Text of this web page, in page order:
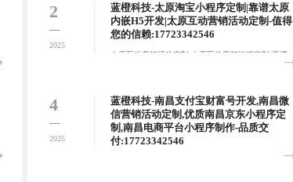
2
2025
蓝橙科技-太原淘宝小程序定制|靠谱太原
内嵌H5开发|太原互动营销活动定制-值得
您的信赖:17723342546
太原互动营销活动定制,太原互动营销游戏定制,蓝橙
规划等方面。:
4
2025
蓝橙科技-南昌支付宝财富号开发,南昌微
信营销活动定制,优质南昌京东小程序定
制,南昌电商平台小程序制作-品质交
付:17723342546